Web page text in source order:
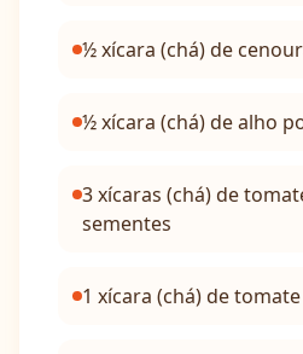
½ xícara (chá) de
½ xícara (chá) de alho
3 xícaras (chá) de
sementes
1 xícara (chá) de